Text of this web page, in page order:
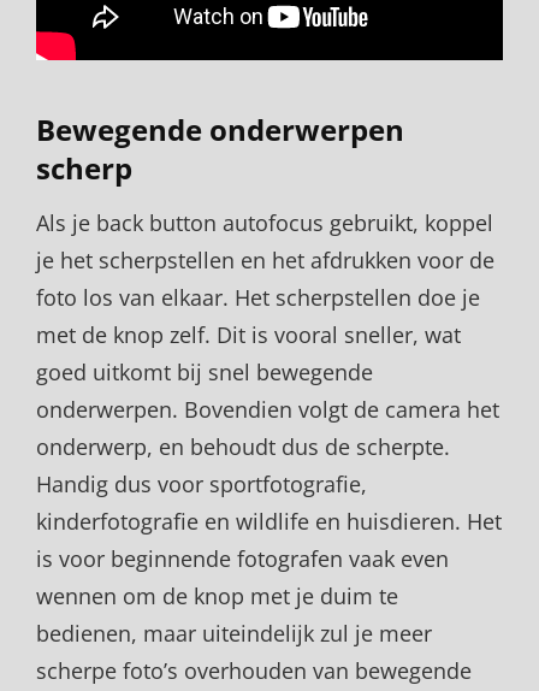
Bewegende onderwerpen
scherp
Als je back button autofocus gebruikt, koppel
je het scherpstellen en het afdrukken voor de
foto los van elkaar. Het scherpstellen doe je
met de knop zelf. Dit is vooral sneller, wat
goed uitkomt bij snel bewegende
onderwerpen. Bovendien volgt de camera het
onderwerp, en behoudt dus de scherpte.
Handig dus voor sportfotografie,
kinderfotografie en wildlife en huisdieren. Het
is voor beginnende fotografen vaak even
wennen om de knop met je duim te
bedienen, maar uiteindelijk zul je meer
scherpe foto’s overhouden van bewegende